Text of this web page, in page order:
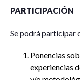
PARTICIPACIÓN
Se podrá participar
Ponencias
experiencias